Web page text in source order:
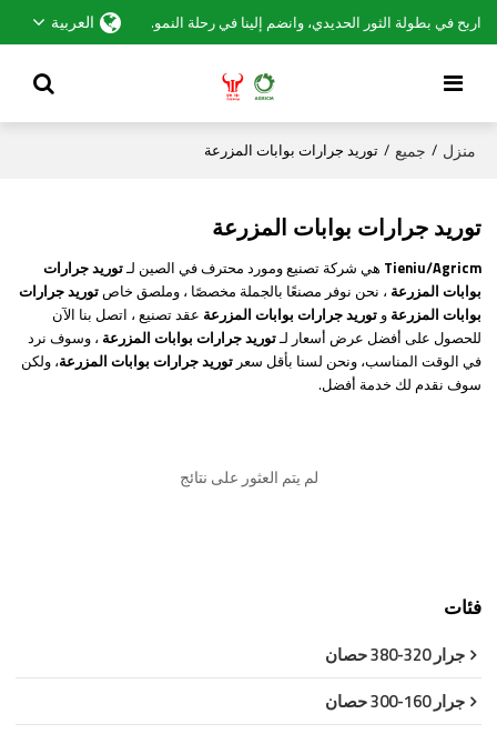
اربح في بطولة الثور الحديدي، وانضم إلينا في رحلة النمو. العربية
منزل / جميع / توريد جرارات بوابات المزرعة
توريد جرارات بوابات المزرعة
Tieniu/Agricm هي شركة تصنيع ومورد محترف في الصين لـتوريد جرارات
بوابات المزرعة ، نحن نوفر مصنعًا بالجملة مخصصًا ، وملصق خاصتوريد جرارات
بوابات المزرعة وتوريد جرارات بوابات المزرعة عقد تصنيع ، اتصل بنا الآن
للحصول على أفضل عرض أسعار لـتوريد جرارات بوابات المزرعة ، وسوف نرد
في الوقت المناسب، ونحن لسنا بأقل سعرتوريد جرارات بوابات المزرعة، ولكن
سوف نقدم لك خدمة أفضل.
لم يتم العثور على نتائج
فئات
جرار 320-380 حصان
جرار 160-300 حصان